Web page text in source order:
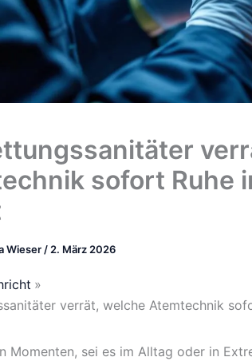
sofort Ruhe
Wieser / 2. März 2026
verrät, welche Atemtechnik
Momenten, sei es im Alltag oder in